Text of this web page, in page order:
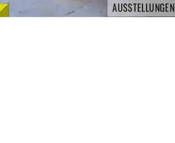
AUSSTELLUNGEN